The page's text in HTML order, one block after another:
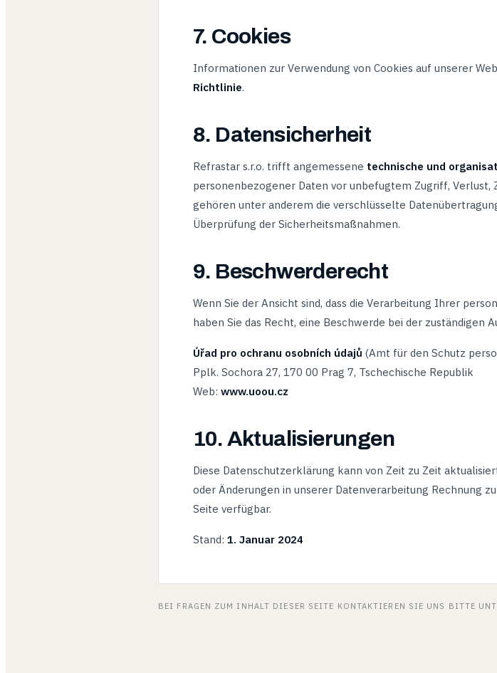
7. Cookies
Informationen zur Verwendung von Cookies auf unserer
Richtlinie.
8. Datensicherheit
Refrastar s.r.o. trifft angemessene technische und
personenbezogener Daten vor unbefugtem Zugriff, Verlust,
gehören unter anderem die verschlüsselte
Überprüfung der Sicherheitsmaßnahmen.
9. Beschwerderecht
Wenn Sie der Ansicht sind, dass die Verarbeitung Ihrer
haben Sie das Recht, eine Beschwerde bei der zuständigen
Úřad pro ochranu osobních údajů (Amt für den Schutz
Pplk. Sochora 27, 170 00 Prag 7, Tschechische Republik
Web: www.uoou.cz
10. Aktualisierungen
Diese Datenschutzerklärung kann von Zeit zu Zeit
oder Änderungen in unserer Datenverarbeitung Rechnung
Seite verfügbar.
Stand: 1. Januar 2024
BEI FRAGEN ZUM INHALT DIESER SEITE KONTAKTIEREN SIE UNS BITTE